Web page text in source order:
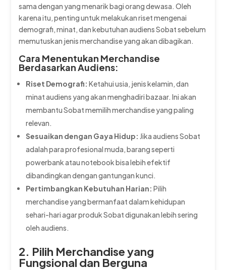
sama dengan yang menarik bagi orang dewasa. Oleh
karena itu, penting untuk melakukan riset mengenai
demografi, minat, dan kebutuhan audiens Sobat sebelum
memutuskan jenis merchandise yang akan dibagikan.
Cara Menentukan Merchandise
Berdasarkan Audiens:
Riset Demografi: Ketahui usia, jenis kelamin, dan
minat audiens yang akan menghadiri bazaar. Ini akan
membantu Sobat memilih merchandise yang paling
relevan.
Sesuaikan dengan Gaya Hidup: Jika audiens Sobat
adalah para profesional muda, barang seperti
powerbank atau notebook bisa lebih efektif
dibandingkan dengan gantungan kunci.
Pertimbangkan Kebutuhan Harian: Pilih
merchandise yang bermanfaat dalam kehidupan
sehari-hari agar produk Sobat digunakan lebih sering
oleh audiens.
2. Pilih Merchandise yang
Fungsional dan Berguna